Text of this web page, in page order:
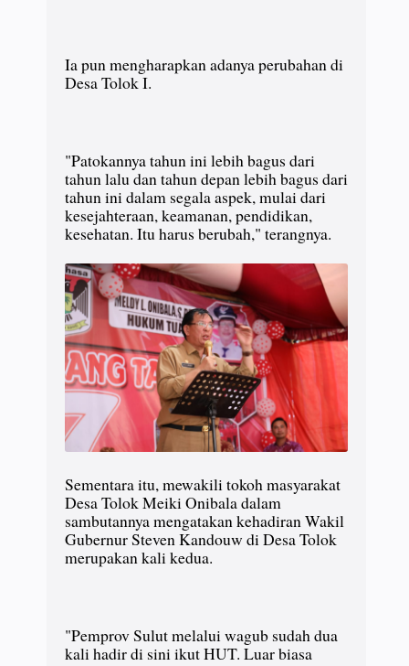
Ia pun mengharapkan adanya perubahan di
Desa Tolok I.
"Patokannya tahun ini lebih bagus dari
tahun lalu dan tahun depan lebih bagus dari
tahun ini dalam segala aspek, mulai dari
kesejahteraan, keamanan, pendidikan,
kesehatan. Itu harus berubah," terangnya.
Sementara itu, mewakili tokoh masyarakat
Desa Tolok Meiki Onibala dalam
sambutannya mengatakan kehadiran Wakil
Gubernur Steven Kandouw di Desa Tolok
merupakan kali kedua.
"Pemprov Sulut melalui wagub sudah dua
kali hadir di sini ikut HUT. Luar biasa